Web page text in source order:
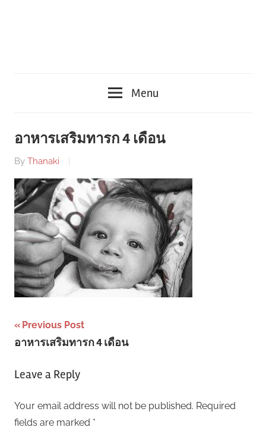
Menu
อาหารเสริมทารก 4 เดือน
By Thanaki
Post
navigation
Previous Post
อาหารเสริมทารก 4 เดือน
Leave a Reply
Your email address will not be published. Required
fields are marked *